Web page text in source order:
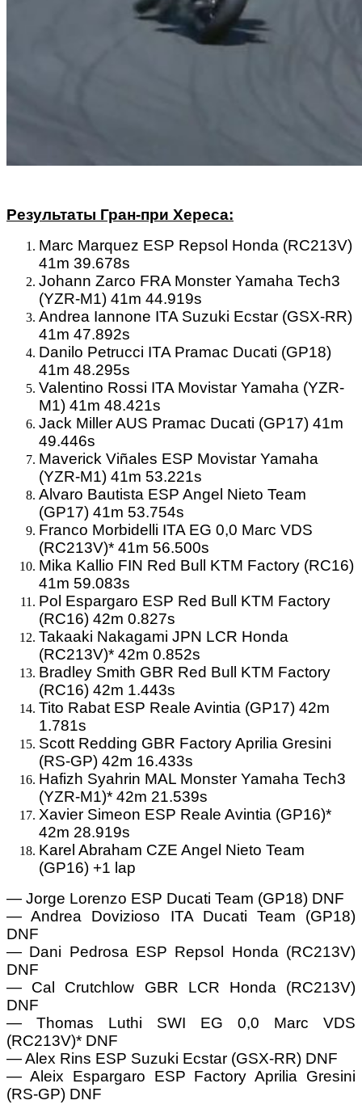
Результаты Гран-при Хереса:
Marc Marquez ESP Repsol Honda (RC213V)
41m 39.678s
Johann Zarco FRA Monster Yamaha Tech3
(YZR-M1) 41m 44.919s
Andrea Iannone ITA Suzuki Ecstar (GSX-RR)
41m 47.892s
Danilo Petrucci ITA Pramac Ducati (GP18)
41m 48.295s
Valentino Rossi ITA Movistar Yamaha (YZR-
M1) 41m 48.421s
Jack Miller AUS Pramac Ducati (GP17) 41m
49.446s
Maverick Viñales ESP Movistar Yamaha
(YZR-M1) 41m 53.221s
Alvaro Bautista ESP Angel Nieto Team
(GP17) 41m 53.754s
Franco Morbidelli ITA EG 0,0 Marc VDS
(RC213V)* 41m 56.500s
Mika Kallio FIN Red Bull KTM Factory (RC16)
41m 59.083s
Pol Espargaro ESP Red Bull KTM Factory
(RC16) 42m 0.827s
Takaaki Nakagami JPN LCR Honda
(RC213V)* 42m 0.852s
Bradley Smith GBR Red Bull KTM Factory
(RC16) 42m 1.443s
Tito Rabat ESP Reale Avintia (GP17) 42m
1.781s
Scott Redding GBR Factory Aprilia Gresini
(RS-GP) 42m 16.433s
Hafizh Syahrin MAL Monster Yamaha Tech3
(YZR-M1)* 42m 21.539s
Xavier Simeon ESP Reale Avintia (GP16)*
42m 28.919s
Karel Abraham CZE Angel Nieto Team
(GP16) +1 lap
— Jorge Lorenzo ESP Ducati Team (GP18) DNF
— Andrea Dovizioso ITA Ducati Team (GP18)
DNF
— Dani Pedrosa ESP Repsol Honda (RC213V)
DNF
— Cal Crutchlow GBR LCR Honda (RC213V)
DNF
— Thomas Luthi SWI EG 0,0 Marc VDS
(RC213V)* DNF
— Alex Rins ESP Suzuki Ecstar (GSX-RR) DNF
— Aleix Espargaro ESP Factory Aprilia Gresini
(RS-GP) DNF